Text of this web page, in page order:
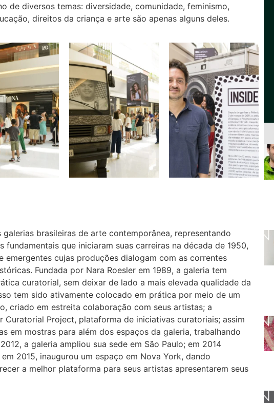
de diversos temas: diversidade, comunidade, feminismo,
direitos da criança e arte são apenas alguns deles.
galerias brasileiras de arte contemporânea, representando
que iniciaram suas carreiras na década de 1950,
emergentes cujas produções dialogam com as correntes
Fundada por Nara Roesler em 1989, a galeria tem
curatorial, sem deixar de lado a mais elevada qualidade da
tem sido ativamente colocado em prática por meio de um
criado em estreita colaboração com seus artistas; a
Curatorial Project, plataforma de iniciativas curatoriais; assim
em mostras para além dos espaços da galeria, trabalhando
a galeria ampliou sua sede em São Paulo; em 2014
2015, inaugurou um espaço em Nova York, dando
a melhor plataforma para seus artistas apresentarem seus